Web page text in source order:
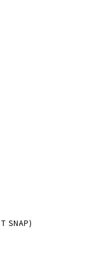
SNAP)